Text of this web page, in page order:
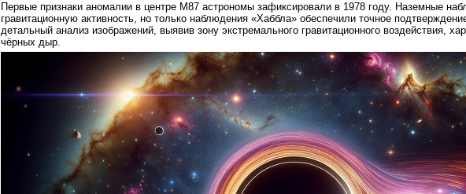
Первые признаки аномалии в центре M87 астрономы зафиксировали в 1978 году. Наземные
гравитационную активность, но только наблюдения «Хаббла» обеспечили точное
детальный анализ изображений, выявив зону экстремального гравитационного воздействия,
чёрных дыр.